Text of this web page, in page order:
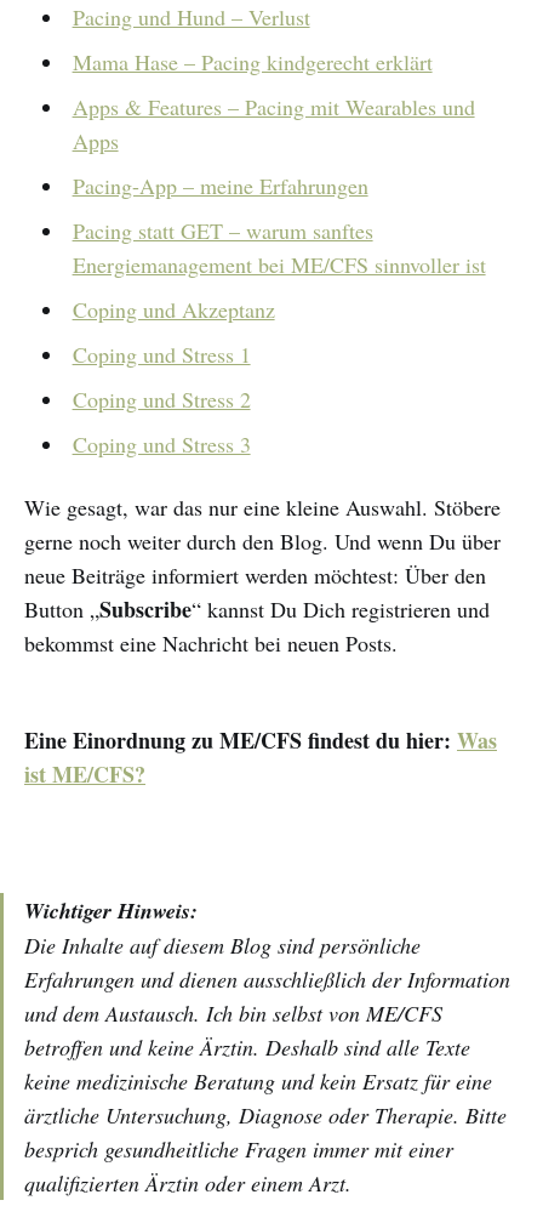
Pacing und Hund – Verlust
Mama Hase – Pacing kindgerecht erklärt
Apps & Features – Pacing mit Wearables und
Apps
Pacing-App – meine Erfahrungen
Pacing statt GET – warum sanftes
Energiemanagement bei ME/CFS sinnvoller ist
Coping und Akzeptanz
Coping und Stress 1
Coping und Stress 2
Coping und Stress 3
Wie gesagt, war das nur eine kleine Auswahl. Stöbere
gerne noch weiter durch den Blog. Und wenn Du über
neue Beiträge informiert werden möchtest: Über den
Button „Subscribe“ kannst Du Dich registrieren und
bekommst eine Nachricht bei neuen Posts.
Eine Einordnung zu ME/CFS findest du hier: Was
ist ME/CFS?
Wichtiger Hinweis:
Die Inhalte auf diesem Blog sind persönliche
Erfahrungen und dienen ausschließlich der Information
und dem Austausch. Ich bin selbst von ME/CFS
betroffen und keine Ärztin. Deshalb sind alle Texte
keine medizinische Beratung und kein Ersatz für eine
ärztliche Untersuchung, Diagnose oder Therapie. Bitte
besprich gesundheitliche Fragen immer mit einer
qualifizierten Ärztin oder einem Arzt.